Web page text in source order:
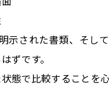
示された書類、そし
ずです。
態で比較することを